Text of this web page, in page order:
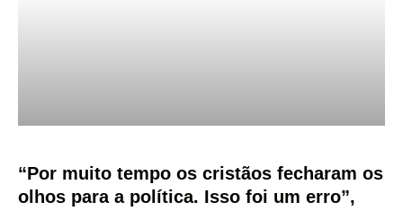
“Por muito tempo os cristãos fecharam os
olhos para a política. Isso foi um erro”,